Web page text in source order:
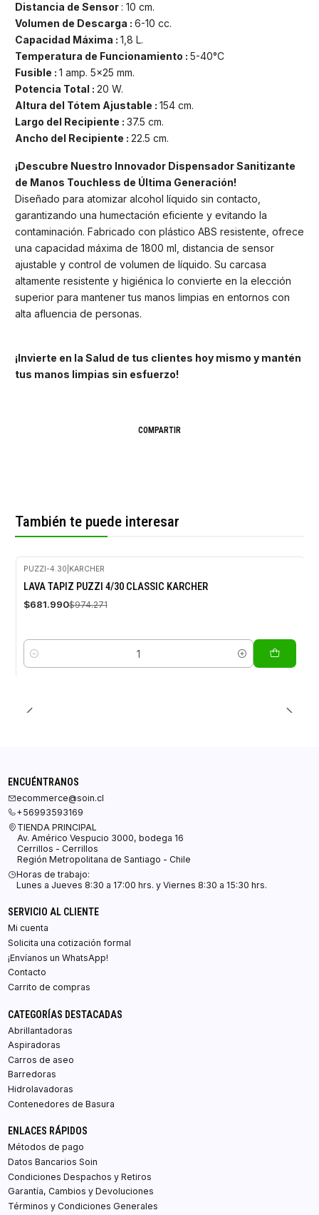
Distancia de Sensor : 10 cm.
Volumen de Descarga : 6-10 cc.
Capacidad Máxima : 1,8 L.
Temperatura de Funcionamiento : 5-40°C
Fusible : 1 amp. 5x25 mm.
Potencia Total : 20 W.
Altura del Tótem Ajustable : 154 cm.
Largo del Recipiente : 37.5 cm.
Ancho del Recipiente : 22.5 cm.
¡Descubre Nuestro Innovador Dispensador Sanitizante
de Manos Touchless de Última Generación!
Diseñado para atomizar alcohol líquido sin contacto,
garantizando una humectación eficiente y evitando la
contaminación. Fabricado con plástico ABS resistente, ofrece
una capacidad máxima de 1800 ml, distancia de sensor
ajustable y control de volumen de líquido. Su carcasa
altamente resistente y higiénica lo convierte en la elección
superior para mantener tus manos limpias en entornos con
alta afluencia de personas.
¡Invierte en la Salud de tus clientes hoy mismo y mantén
tus manos limpias sin esfuerzo!
COMPARTIR
También te puede interesar
-30%
OFF
PUZZI-4.30 KARCHER
LAVA TAPIZ PUZZI 4/30 CLASSIC KARCHER
$681.990$974.271
Cantidad
ENCUÉNTRANOS
ecommerce@soin.cl
+56993593169
TIENDA PRINCIPAL
Av. Américo Vespucio 3000, bodega 16
Cerrillos - Cerrillos
Región Metropolitana de Santiago - Chile
Horas de trabajo:
Lunes a Jueves 8:30 a 17:00 hrs. y Viernes 8:30 a 15:30 hrs.
SERVICIO AL CLIENTE
Mi cuenta
Solicita una cotización formal
¡Envíanos un WhatsApp!
Contacto
Carrito de compras
CATEGORÍAS DESTACADAS
Abrillantadoras
Aspiradoras
Carros de aseo
Barredoras
Hidrolavadoras
Contenedores de Basura
ENLACES RÁPIDOS
Métodos de pago
Datos Bancarios Soin
Condiciones Despachos y Retiros
Garantía, Cambios y Devoluciones
Términos y Condiciones Generales